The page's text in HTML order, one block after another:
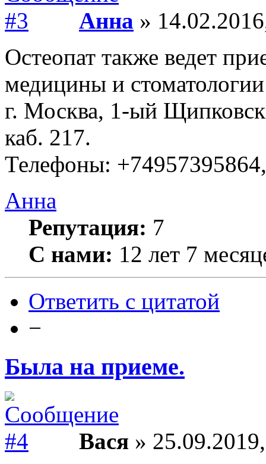
Анна »
Остеопат также ведет
медицины и
г. Москва, 1-ый
каб. 217.
Телефоны:
Анна
Репутация: 7
С нами: 12 лет 7
Ответить с цитатой
−
Была на приеме.
Вася »